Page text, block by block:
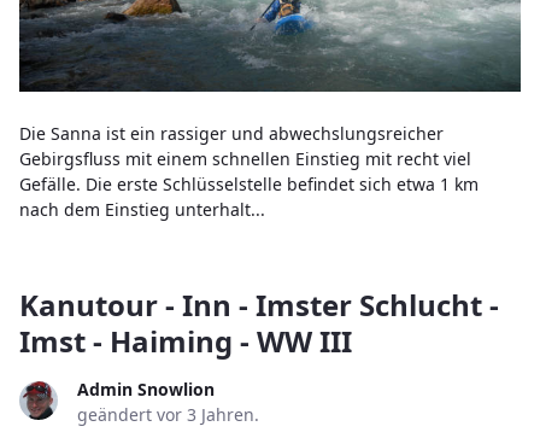
Die Sanna ist ein rassiger und abwechslungsreicher
Gebirgsfluss mit einem schnellen Einstieg mit recht viel
Gefälle. Die erste Schlüsselstelle befindet sich etwa 1 km
nach dem Einstieg unterhalt...
Kanutour - Inn - Imster Schlucht -
Imst - Haiming - WW III
Admin Snowlion
geändert vor 3 Jahren.